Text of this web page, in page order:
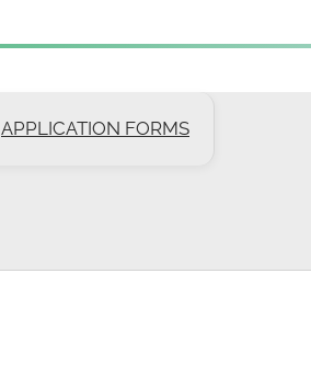
APPLICATION FORMS